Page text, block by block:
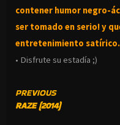
contener humor negro-
ser tomado en serio! y
entretenimiento satírico.
• Disfrute su estadía ;)
CONTINUE
READING
PREVIOUS
RAZE (2014)